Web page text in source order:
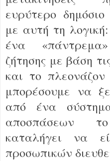
ευρύτερο
με αυτή τη
ένα
ζήτησης με βάση
και το
μπορέσουμε να
από ένα
αποσπάσεων
καταλήγει να
προσωπικών